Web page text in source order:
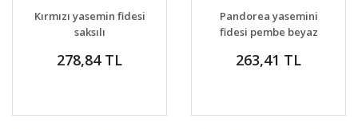
Kırmızı yasemin fidesi
saksılı
278,84 TL
Pandorea yasemini
fidesi pembe beyaz
263,41 TL